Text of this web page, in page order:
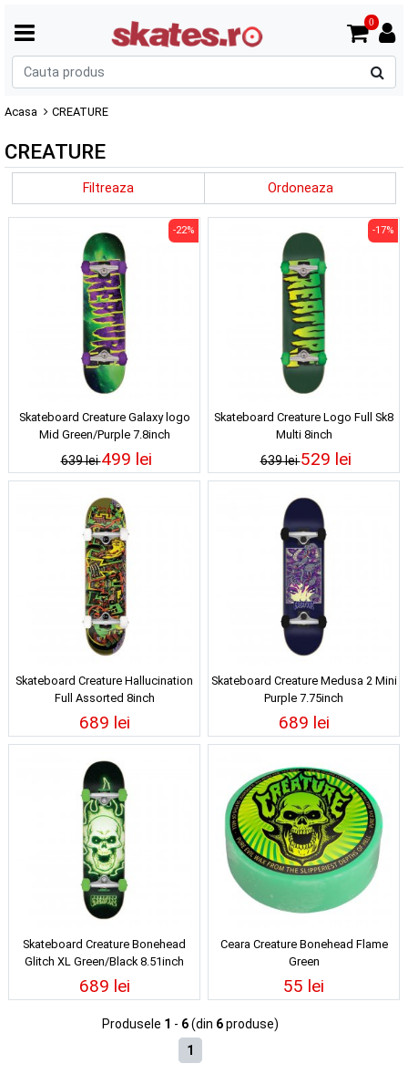
0
Acasa CREATURE
CREATURE
Filtreaza Ordoneaza
Skateboard Creature Galaxy logo
Mid Green/Purple 7.8inch
639 lei
-22%
499 lei
Skateboard Creature Logo Full Sk8
Multi 8inch
639 lei
-17%
529 lei
Skateboard Creature Hallucination
Full Assorted 8inch
689 lei
Skateboard Creature Medusa 2 Mini
Purple 7.75inch
689 lei
Skateboard Creature Bonehead
Glitch XL Green/Black 8.51inch
689 lei
Ceara Creature Bonehead Flame
Green
55 lei
Produsele 1 - 6(din 6produse)
1